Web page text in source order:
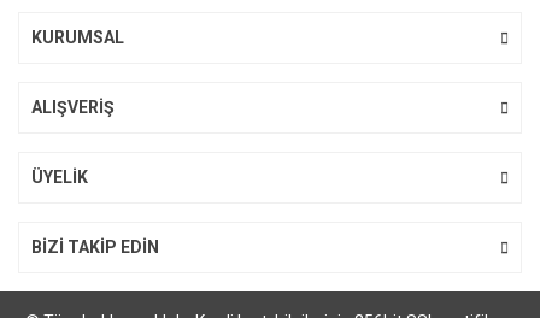
KURUMSAL
ALIŞVERİŞ
ÜYELİK
BİZİ TAKİP EDİN